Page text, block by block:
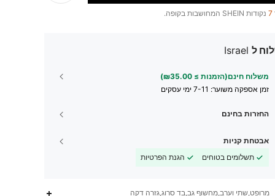
7 נקודות SHEIN המחושבות בקופה.
ל Israel
משלוח חינם(הזמנות ≥ ₪35.00)
זמן אספקה ​​משוער: 7-11 ימי עסקים
החזרות בחינם
אבטחת קניות
תשלומים בטוחים
הגנת הפרטיות
מרופט,שתי וערב,מחשוף גב,בד סרוג,גזרה דקה